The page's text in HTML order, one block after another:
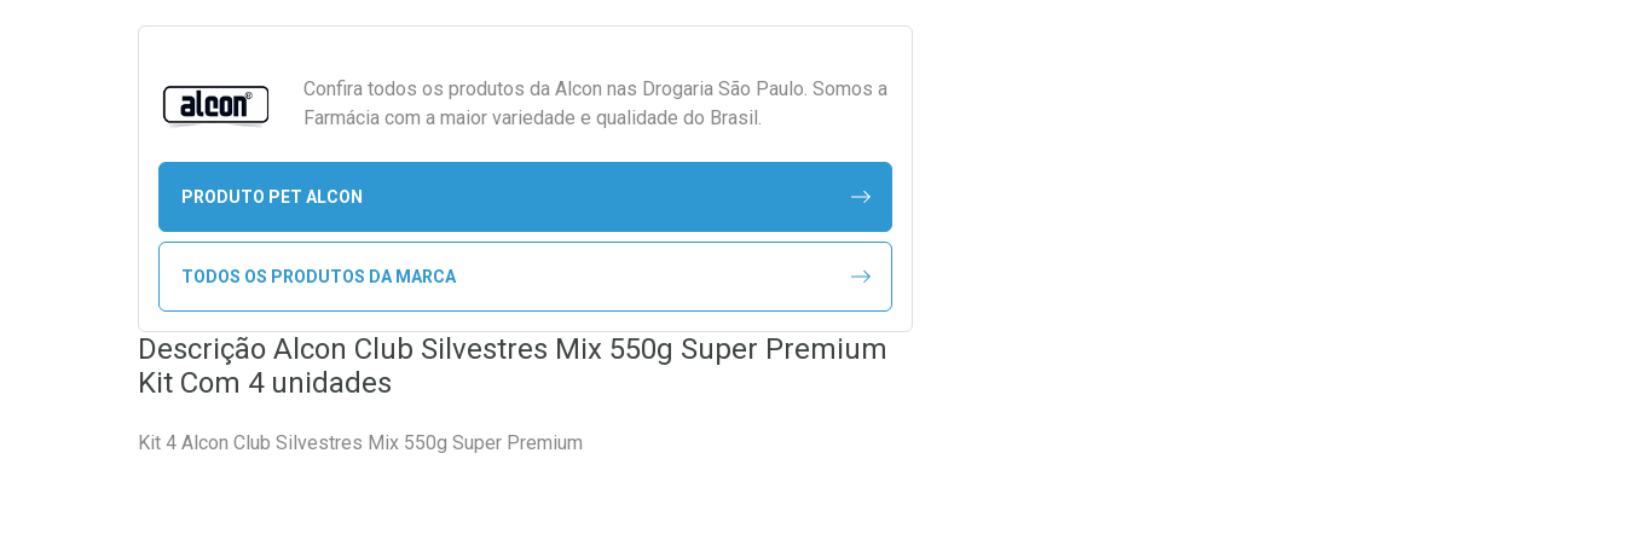
Confira todos os produtos da Alcon nas Drogaria São Paulo. Somos a
Farmácia com a maior variedade e qualidade do Brasil.
PRODUTO PET ALCON
TODOS OS PRODUTOS DA MARCA
Descrição Alcon Club Silvestres Mix 550g Super Premium
Kit Com 4 unidades
Kit 4 Alcon Club Silvestres Mix 550g Super Premium